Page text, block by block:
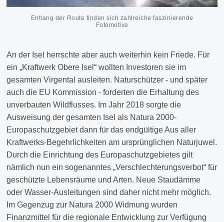
Entlang der Route finden sich zahlreiche faszinierende
Fotomotive
An der Isel herrschte aber auch weiterhin kein Friede. Für
ein „Kraftwerk Obere Isel“ wollten Investoren sie im
gesamten Virgental ausleiten. Naturschützer - und später
auch die EU Kommission - forderten die Erhaltung des
unverbauten Wildflusses. Im Jahr 2018 sorgte die
Ausweisung der gesamten Isel als Natura 2000-
Europaschutzgebiet dann für das endgültige Aus aller
Kraftwerks-Begehrlichkeiten am ursprünglichen Naturjuwel.
Durch die Einrichtung des Europaschutzgebietes gilt
nämlich nun ein sogenanntes „Verschlechterungsverbot“ für
geschützte Lebensräume und Arten. Neue Staudämme
oder Wasser-Ausleitungen sind daher nicht mehr möglich.
Im Gegenzug zur Natura 2000 Widmung wurden
Finanzmittel für die regionale Entwicklung zur Verfügung